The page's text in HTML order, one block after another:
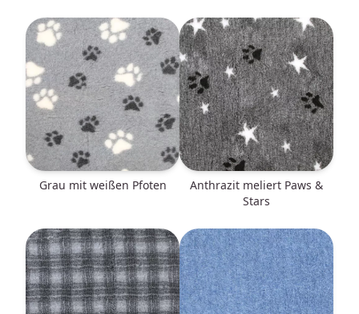
grau mit weißen Pfoten
anthrazit meliert Paws &
Stars